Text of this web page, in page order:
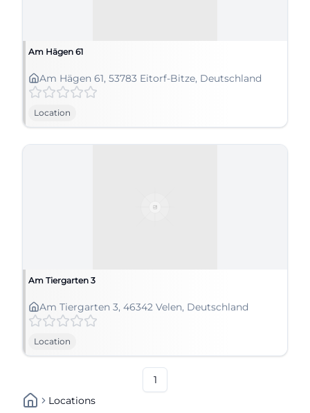
Am Hägen 61
Am Hägen 61, 53783 Eitorf-Bitze, Deutschland
Location
Am Tiergarten 3
Am Tiergarten 3, 46342 Velen, Deutschland
Location
1
Locations